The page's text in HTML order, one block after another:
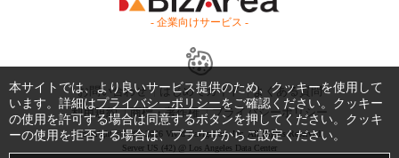
- 企業向けサービス -
お問い合わせ はじめてガイド
よくある質問
利用規約
商標・著作権 プライバシーポリシー
Copyright © 1999-2026 Vivid Navigation, Inc. All Rights Reserved.
Server US (42) @ Los Angeles Data Center
本サイトでは、より良いサービス提供のため、クッキーを使用して
います。詳細はプライバシーポリシーをご確認ください。クッキー
の使用を許可する場合は同意するボタンを押してください。クッキ
ーの使用を拒否する場合は、ブラウザからご設定ください。